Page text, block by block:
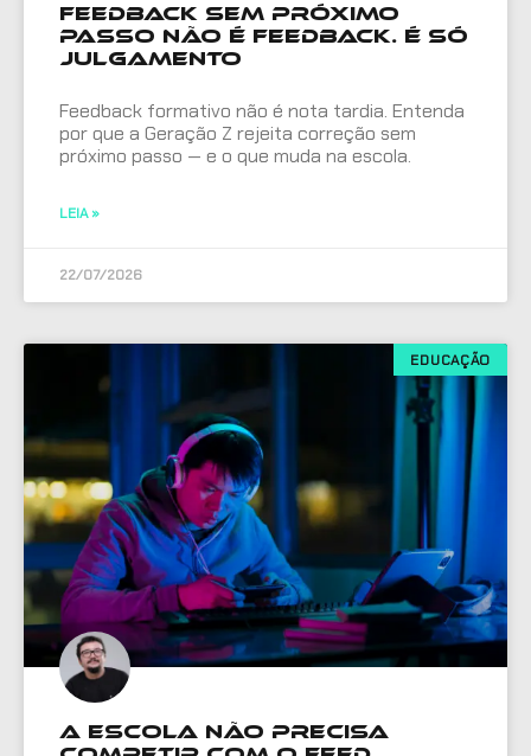
Feedback sem próximo
passo não é feedback. É só
julgamento
Feedback formativo não é nota tardia. Entenda
por que a Geração Z rejeita correção sem
próximo passo — e o que muda na escola.
LEIA »
22/07/2026
EDUCAÇÃO
A escola não precisa